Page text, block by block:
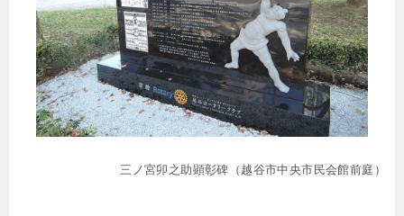
三ノ宮卯之助顕彰碑（越谷市中央市民会館前庭）